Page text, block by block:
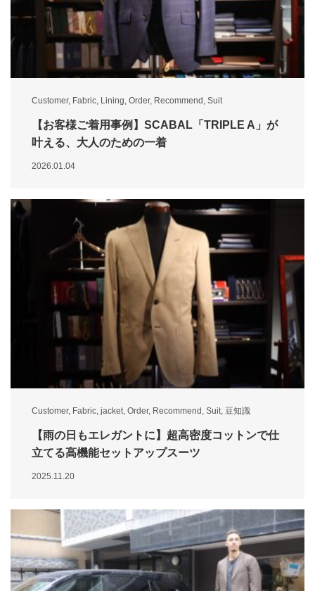
Customer, Fabric Lining Order, Recommend Suit
【お客様ご着用事例】SCABAL「TRIPLE A」が
叶える、大人のための一着
2026.01.04
Customer, Fabric, jacket, Order, Recommend , Suit, 豆知識
【雨の日もエレガントに】超高密度コットンで仕
立てる高機能セットアップスーツ
2025.11.20